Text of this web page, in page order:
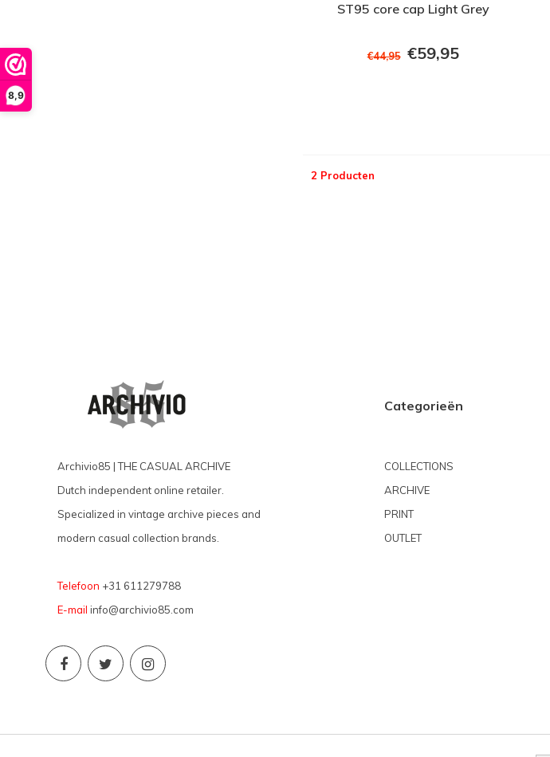
8,9
ST95 core cap Light Grey
€44,95 €59,95
2 Producten
Archivio85 | THE CASUAL ARCHIVE
Dutch independent online retailer.
Specialized in vintage archive pieces and
modern casual collection brands.
Telefoon +31 611279788
E-mail info@archivio85.com
Categorieën
COLLECTIONS
ARCHIVE
PRINT
OUTLET